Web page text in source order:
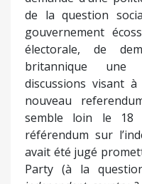
de la question
gouvernement
électorale, de
britannique une
discussions visant
nouveau
semble loin le 18
référendum sur
avait été jugé
Party (à la